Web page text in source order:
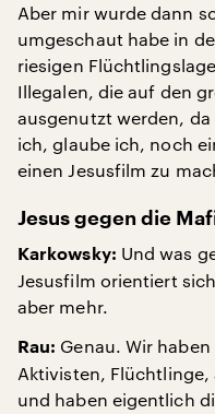
Aber mir wurde dann
umgeschaut habe in
riesigen
Illegalen, die auf den
ausgenutzt werden,
ich, glaube ich, noch
einen Jesusfilm zu
Jesus gegen die
Karkowsky: Und was
Jesusfilm orientiert
aber mehr.
Rau: Genau. Wir
Aktivisten, Flüchtlinge,
und haben eigentlich